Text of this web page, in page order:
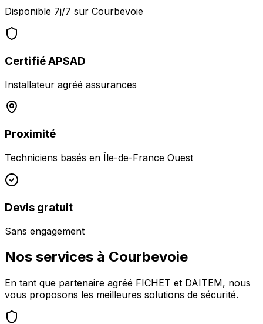
Disponible 7j/7 sur Courbevoie
Certifié APSAD
Installateur agréé assurances
Proximité
Techniciens basés en Île-de-France Ouest
Devis gratuit
Sans engagement
Nos services à Courbevoie
En tant que partenaire agréé FICHET et DAITEM, nous
vous proposons les meilleures solutions de sécurité.